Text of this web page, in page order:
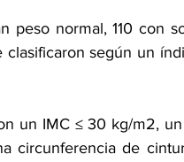
peso normal, 110 con
según un
un IMC ≤ 30 kg/m2,
circunferencia de